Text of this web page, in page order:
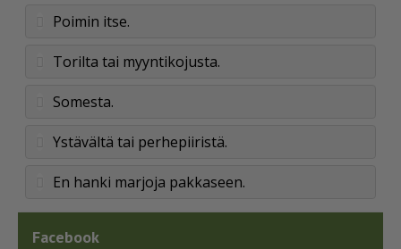
Poimin itse.
Torilta tai myyntikojusta.
Somesta.
Ystävältä tai perhepiiristä.
En hanki marjoja pakkaseen.
Facebook